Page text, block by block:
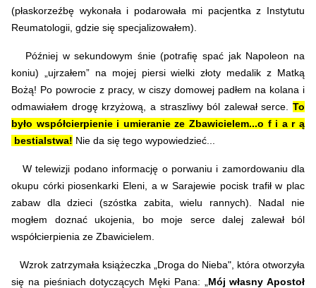
(płaskorzeźbę wykonała i podarowała mi pacjentka z Instytutu
Reumatologii, gdzie się specjalizowałem).
Później w sekundowym śnie (potrafię spać jak Napoleon na
koniu) „ujrzałem” na mojej piersi wielki złoty medalik z Matką
Bożą! Po powrocie z pracy, w ciszy domowej padłem na kolana i
odmawiałem drogę krzyżową, a straszliwy ból zalewał serce. To
było współcierpienie i umieranie ze Zbawicielem...o f i a r ą
bestialstwa! Nie da się tego wypowiedzieć...
W telewizji podano informację o porwaniu i zamordowaniu dla
okupu córki piosenkarki Eleni, a w Sarajewie pocisk trafił w plac
zabaw dla dzieci (szóstka zabita, wielu rannych). Nadal nie
mogłem doznać ukojenia, bo moje serce dalej zalewał ból
współcierpienia ze Zbawicielem.
Wzrok zatrzymała książeczka „Droga do Nieba", która otworzyła
się na pieśniach dotyczących Męki Pana: „ Mój własny Apostoł